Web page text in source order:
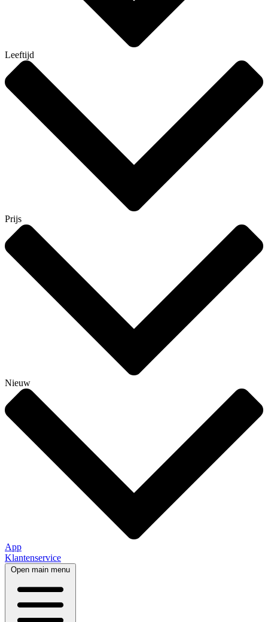
Leeftijd
Prijs
Nieuw
App
Klantenservice
Open main menu